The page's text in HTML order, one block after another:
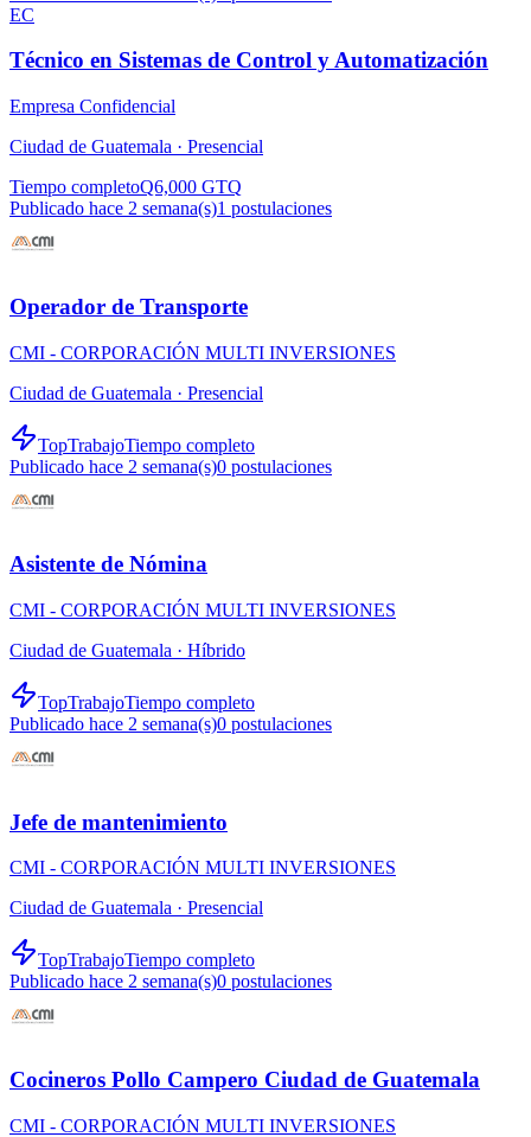
EC
Técnico en Sistemas de Control y Automatización
Empresa Confidencial
Ciudad de Guatemala · Presencial
Tiempo completoQ6,000 GTQ
Publicado hace 2 semana(s)1 postulaciones
Operador de Transporte
CMI - CORPORACIÓN MULTI INVERSIONES
Ciudad de Guatemala · Presencial
TopTrabajoTiempo completo
Publicado hace 2 semana(s)0 postulaciones
Asistente de Nómina
CMI - CORPORACIÓN MULTI INVERSIONES
Ciudad de Guatemala · Híbrido
TopTrabajoTiempo completo
Publicado hace 2 semana(s)0 postulaciones
Jefe de mantenimiento
CMI - CORPORACIÓN MULTI INVERSIONES
Ciudad de Guatemala · Presencial
TopTrabajoTiempo completo
Publicado hace 2 semana(s)0 postulaciones
Cocineros Pollo Campero Ciudad de Guatemala
CMI - CORPORACIÓN MULTI INVERSIONES